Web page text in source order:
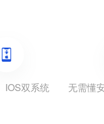
IOS双系统 无需懂